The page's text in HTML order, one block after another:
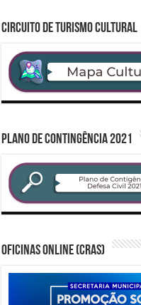
CIRCUITO DE TURISMO CULTURAL
PLANO DE CONTINGÊNCIA 2021
Oficinas Online (CRAS)